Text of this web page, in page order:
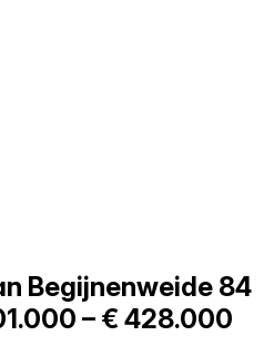
Begijnenweide 84
– € 428.000